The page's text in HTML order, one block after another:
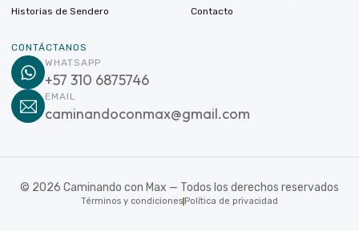
Historias de Sendero
Contacto
CONTÁCTANOS
WHATSAPP
+57 310 6875746
EMAIL
caminandoconmax@gmail.com
© 2026 Caminando con Max — Todos los derechos reservados
Términos y condiciones Política de privacidad